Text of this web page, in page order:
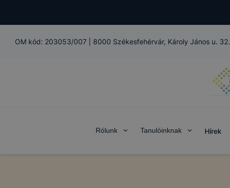
OM kód: 203053/007 8000 Székesfehérvár, Károly János u. 32.
Rólunk Tanulóinknak Hírek